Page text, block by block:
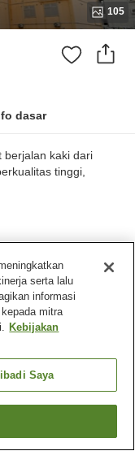
105
dasar
berjalan kaki dari
tinggi,
Hotel Minatoya (Kochi)
serta lalu
informasi
mitra
Kebijakan
Saya